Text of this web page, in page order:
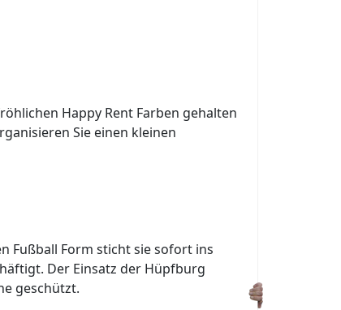
Happy Rent Farben gehalten
Sie einen kleinen
Fußball Form sticht sie sofort ins
Der Einsatz der Hüpfburg
geschützt.